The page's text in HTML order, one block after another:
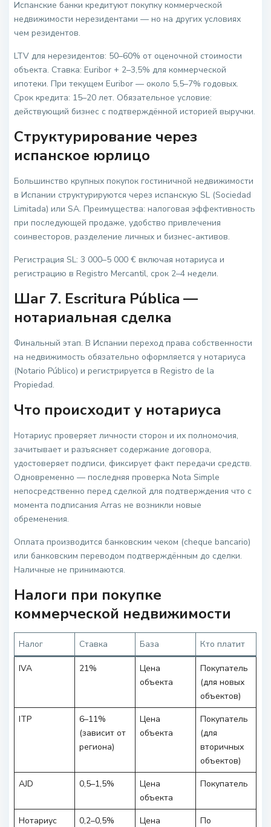
Испанские банки кредитуют покупку коммерческой
недвижимости нерезидентами — но на других условиях
чем резидентов.
LTV для нерезидентов: 50–60% от оценочной стоимости
объекта. Ставка: Euribor + 2–3,5% для коммерческой
ипотеки. При текущем Euribor — около 5,5–7% годовых.
Срок кредита: 15–20 лет. Обязательное условие:
действующий бизнес с подтверждённой историей выручки.
Структурирование через
испанское юрлицо
Большинство крупных покупок гостиничной недвижимости
в Испании структурируются через испанскую SL (Sociedad
Limitada) или SA. Преимущества: налоговая эффективность
при последующей продаже, удобство привлечения
соинвесторов, разделение личных и бизнес-активов.
Регистрация SL: 3 000–5 000 € включая нотариуса и
регистрацию в Registro Mercantil, срок 2–4 недели.
Шаг 7. Escritura Pública —
нотариальная сделка
Финальный этап. В Испании переход права собственности
на недвижимость обязательно оформляется у нотариуса
(Notario Público) и регистрируется в Registro de la
Propiedad.
Что происходит у нотариуса
Нотариус проверяет личности сторон и их полномочия,
зачитывает и разъясняет содержание договора,
удостоверяет подписи, фиксирует факт передачи средств.
Одновременно — последняя проверка Nota Simple
непосредственно перед сделкой для подтверждения что с
момента подписания Arras не возникли новые
обременения.
Оплата производится банковским чеком (cheque bancario)
или банковским переводом подтверждённым до сделки.
Наличные не принимаются.
Налоги при покупке
коммерческой недвижимости
Налог Ставка База Кто платит
IVA 21%
Цена
объекта
Покупатель
(для новых
объектов)
ITP
6–11%
(зависит от
региона)
Цена
объекта
Покупатель
(для
вторичных
объектов)
AJD
0,5–1,5%
Цена
объекта
Покупатель
Нотариус 0,2–0,5% Цена По